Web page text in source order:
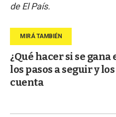
de El País.
¿Qué hacer si se gana
los pasos a seguir y
cuenta